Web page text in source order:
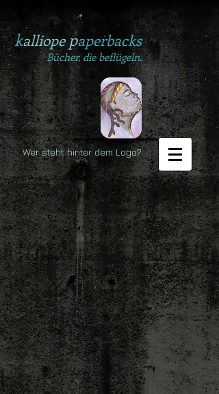
kalliope paperbacks
Bücher, die beflügeln.
Wer steht hinter dem Logo?